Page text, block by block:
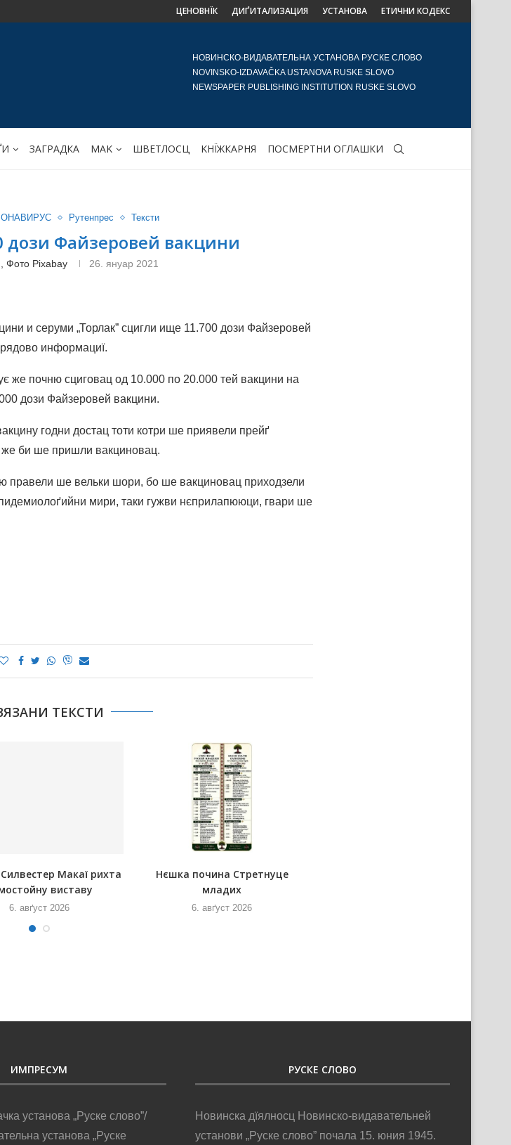
ЦЕНОВНЇК ДИҐИТАЛИЗАЦИЯ УСТАНОВА ЕТИЧНИ КОДЕКС
НОВИНСКО-ВИДАВАТЕЛЬНА УСТАНОВА РУСКЕ СЛОВО
NOVINSKO-IZDAVAČKA USTANOVA RUSKE SLOVO
NEWSPAPER PUBLISHING INSTITUTION RUSKE SLOVO
ЗАГРАДКА МАK ШВЕТЛОСЦ KНЇЖКАРНЯ ПОСМЕРТНИ ОГЛАШКИ
Рутенпрес Тексти
Файзеровей вакцини
Фото Pixabay 26. януар 2021
и серуми „Торлак” сцигли ище 11.700 дози Файзеровей
информациї.
же почню сциговац од 10.000 по 20.000 тей вакцини на
дози Файзеровей вакцини.
годни достац тоти котри ше приявели прейґ
же би ше пришли вакциновац.
правели ше вельки шори, бо ше вакциновац приходзели
мири, таки гужви нєприлапююци, гвари ше
ТЕКСТИ
Макаї рихта
виставу
6. авґуст 2026
Нєшка почина Стретнуце
младих
6. авґуст 2026
ИМПРЕСУМ
установа „Руске слово”/
установа „Руске
РУСКЕ СЛОВО
Новинска дїялносц Новинско-видавательней
установи „Руске слово” почала 15. юния 1945.